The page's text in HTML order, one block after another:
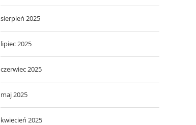
sierpień 2025
lipiec 2025
czerwiec 2025
maj 2025
kwiecień 2025